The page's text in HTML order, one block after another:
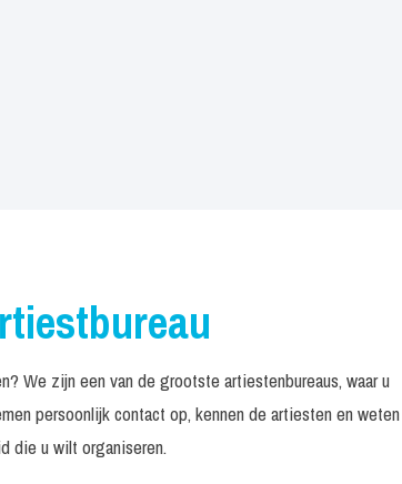
We zijn een van de grootste artiestenbureaus, waar u
persoonlijk contact op, kennen de artiesten en weten
die u wilt organiseren.